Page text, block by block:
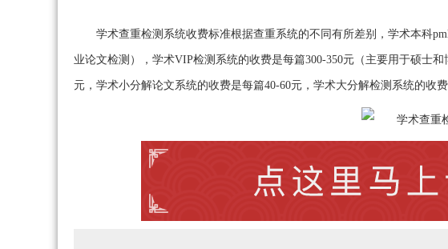
学术查重检测系统收费标准根据查重系统的不同有所差别，学术本科
业论文检测），学术VIP检测系统的收费是每篇300-350元（主要用于硕士
元，学术小分解论文系统的收费是每篇40-60元，学术大分解检测系统的收费